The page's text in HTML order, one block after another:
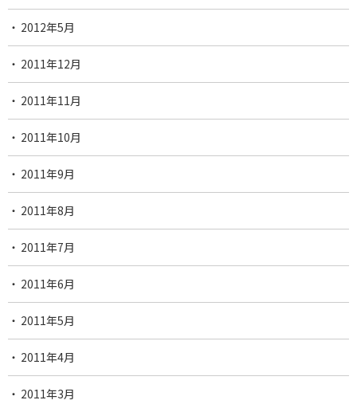
2012年5月
2011年12月
2011年11月
2011年10月
2011年9月
2011年8月
2011年7月
2011年6月
2011年5月
2011年4月
2011年3月